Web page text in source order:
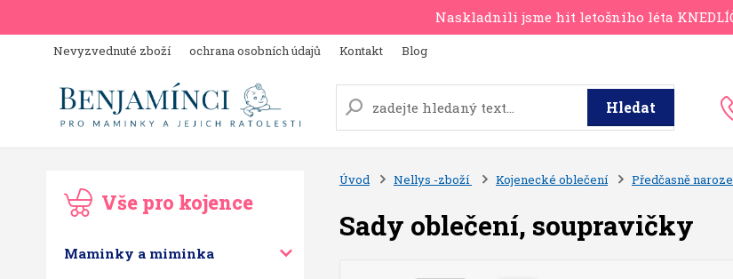
Naskladnili jsme hit letošního léta
Nevyzvednuté zboží ochrana osobních údajů Kontakt Blog
Hledat
Vše pro kojence
Maminky a miminka
Úvod Nellys -zboží Kojenecké oblečení Předčasně
Sady oblečení, soupravičky